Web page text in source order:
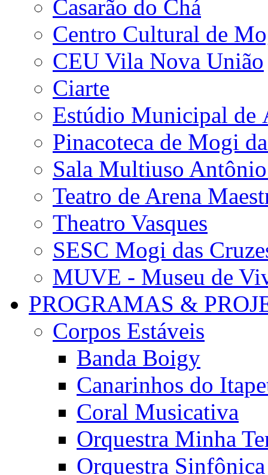
Casarão do Chá
Centro Cultural de
CEU Vila Nova União
Ciarte
Estúdio Municipal de
Pinacoteca de Mogi
Sala Multiuso
Teatro de Arena
Theatro Vasques
SESC Mogi das
MUVE - Museu de
PROGRAMAS &
Corpos Estáveis
Banda Boigy
Canarinhos do
Coral Musicativa
Orquestra Minha
Orquestra